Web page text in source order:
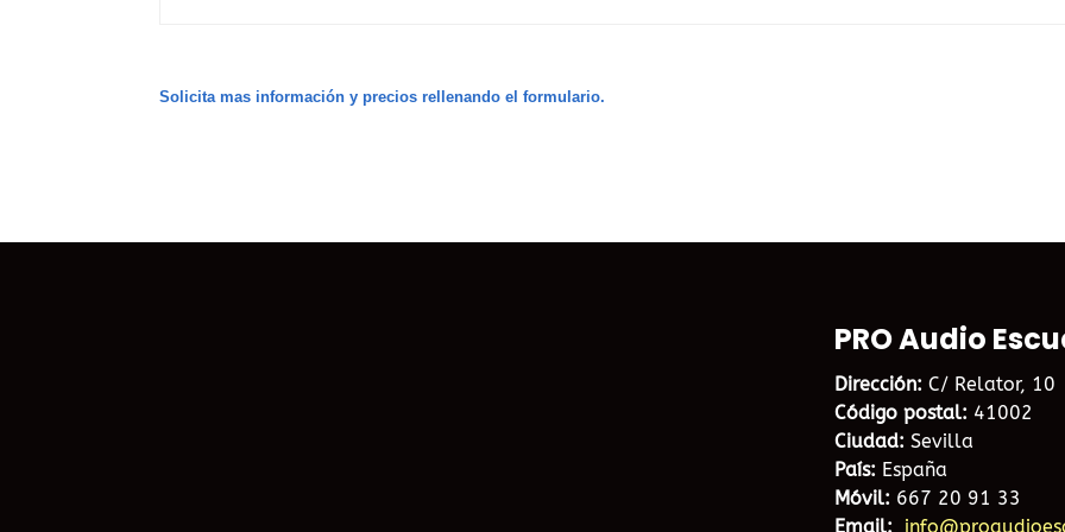
Solicita mas información y precios rellenando el formulario.
PRO Audio
Dirección: C/ Relator, 10
Código postal: 41002
Ciudad: Sevilla
País: España
Móvil: 667 20 91 33
Email: